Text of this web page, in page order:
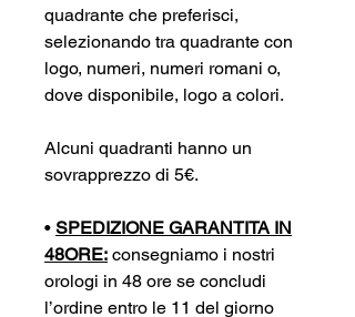
quadrante che preferisci,
selezionando tra quadrante con
logo, numeri, numeri romani o,
dove disponibile, logo a colori.
Alcuni quadranti hanno un
sovrapprezzo di 5€.
• SPEDIZIONE GARANTITA IN
48ORE: consegniamo i nostri
orologi in 48 ore se concludi
l’ordine entro le 11 del giorno